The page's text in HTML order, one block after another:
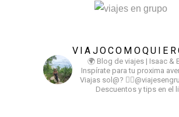
🌍 Blog de viajes | Isaac &
Inspírate para tu proxima
Viajas sol@?
Descuentos y tips en el